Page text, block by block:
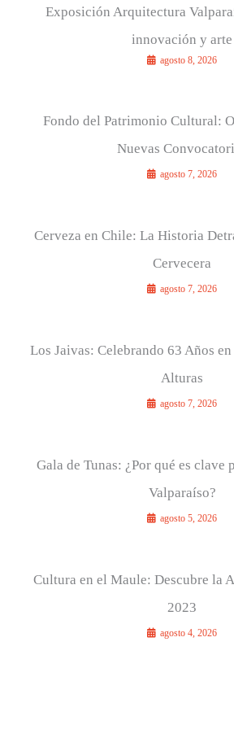
Exposición Arquitectura
innovación y arte
agosto 8, 2026
Fondo del Patrimonio Cultural:
Nuevas
agosto 7, 2026
Cerveza en Chile: La Historia
Cervecera
agosto 7, 2026
Los Jaivas: Celebrando 63 Años
Alturas
agosto 7, 2026
Gala de Tunas: ¿Por qué es clave
Valparaíso?
agosto 5, 2026
Cultura en el Maule: Descubre la
2023
agosto 4, 2026